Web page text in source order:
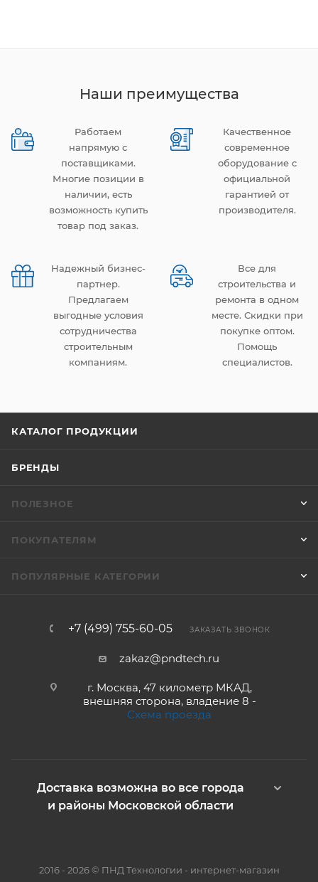
Наши преимущества
Работаем
напрямую с
поставщиками.
Многие позиции в
наличии, есть
возможность купить
товар под заказ.
Качественное
современное
оборудование с
официальной
гарантией от
производителя.
Надежный бизнес-
партнер.
Предлагаем
выгодные условия
сотрудничества
строительным
компаниям.
Все для
строительства и
ремонта в одном
месте. Скидки при
покупке оптом.
Помощь
специалистов.
КАТАЛОГ ПРОДУКЦИИ
БРЕНДЫ
ПОЛЕЗНОЕ
ПОКУПАТЕЛЯМ
ПОПУЛЯРНЫЕ КАТЕГОРИИ
+7 (499) 755-60-05 ЗАКАЗАТЬ ЗВОНОК
zakaz@pndtech.ru
г. Москва, 47 километр МКАД,
внешняя сторона, владение 8 -
Схема проезда
Доставка возможна во все города
и районы Московской области
2016 - 2026 © ПНД Технологии - интернет-магазин